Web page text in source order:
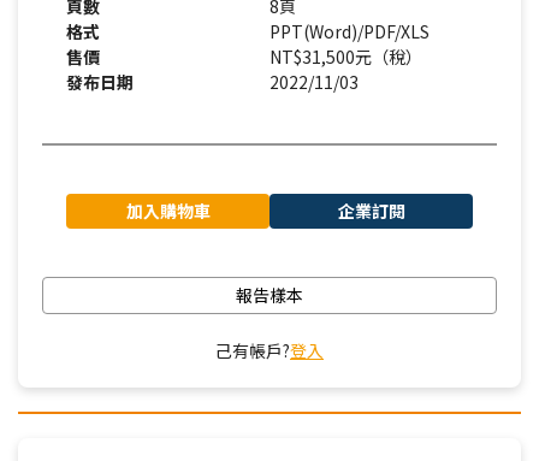
頁數
8頁
格式
PPT(Word)/PDF/XLS
售價
NT$31,500元（稅）
發布日期
2022/11/03
加入購物車 企業訂閱
報告樣本
己有帳戶?登入